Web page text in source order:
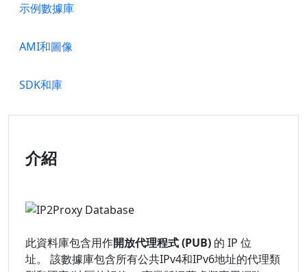
示例數據庫
AMI和圖像
SDK和庫
介紹
此資料庫包含用作開放代理程式 (PUB) 的 IP 位
址。 該數據庫包含所有公共IPv4和IPv6地址的代理類